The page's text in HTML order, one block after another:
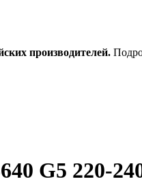
производителей.
G5 220-